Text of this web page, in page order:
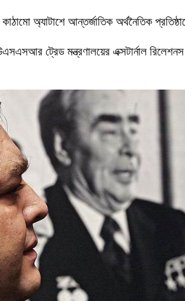
অ্যাটাশে আন্তর্জাতিক অর্থনৈতিক
ট্রেড মন্ত্রণালয়ের এক্সটার্নাল রিলেশনস